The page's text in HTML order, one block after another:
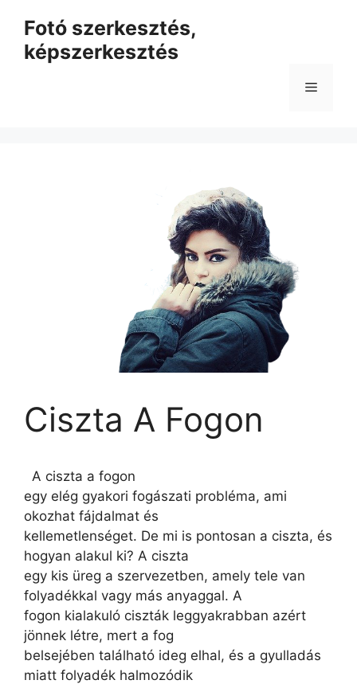
tartalomba
Fotó szerkesztés,
képszerkesztés
Menü
Ciszta A Fogon
A ciszta a fogon
egy elég gyakori fogászati probléma, ami
okozhat fájdalmat és
kellemetlenséget. De mi is pontosan a ciszta, és
hogyan alakul ki? A ciszta
egy kis üreg a szervezetben, amely tele van
folyadékkal vagy más anyaggal. A
fogon kialakuló ciszták leggyakrabban azért
jönnek létre, mert a fog
belsejében található ideg elhal, és a gyulladás
miatt folyadék halmozódik